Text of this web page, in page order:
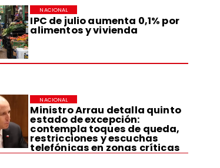
IPC de julio aumenta 0,1% por
alimentos y vivienda
NACIONAL
Ministro Arrau detalla quinto
estado de excepción:
contempla toques de queda,
restricciones y escuchas
telefónicas en zonas críticas
NACIONAL